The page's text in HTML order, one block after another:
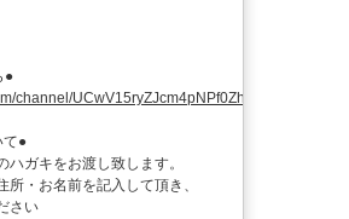
●
channel/UCwV15ryZJcm4pNPf0ZhXu9g
て●
ガキをお渡し致します。
所・お名前を記入して頂き、
さい